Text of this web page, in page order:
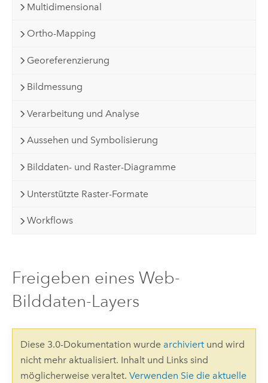
Multidimensional
Ortho-Mapping
Georeferenzierung
Bildmessung
Verarbeitung und Analyse
Aussehen und Symbolisierung
Bilddaten- und Raster-Diagramme
Unterstützte Raster-Formate
Workflows
Freigeben eines Web-
Bilddaten-Layers
Diese 3.0-Dokumentation wurde archiviertund wird
nicht mehr aktualisiert. Inhalt und Links sind
möglicherweise veraltet. Verwenden Sie die aktuelle